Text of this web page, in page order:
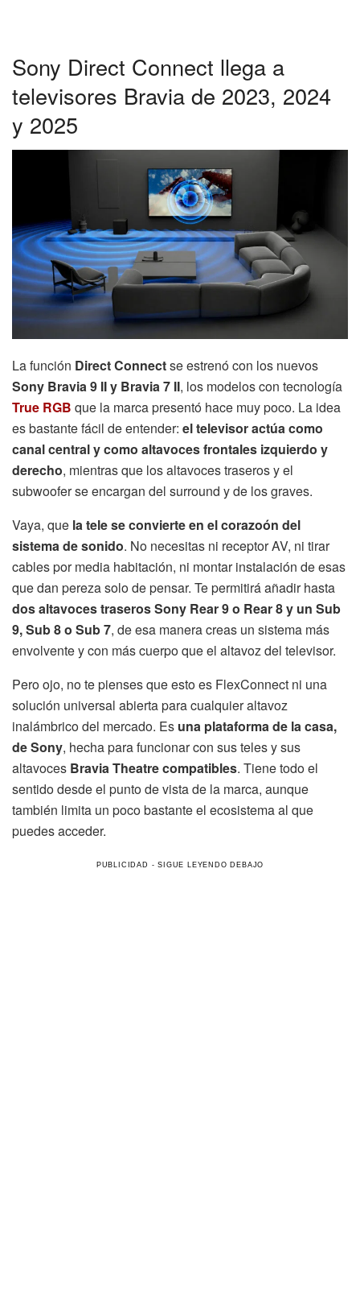
Sony Direct Connect llega a
televisores Bravia de 2023, 2024
y 2025
La función Direct Connectse estrenó con los nuevos
Sony Bravia 9 II y Bravia 7 II, los modelos con tecnología
True RGB que la marca presentó hace muy poco. La idea
es bastante fácil de entender: el televisor actúa como
canal central y como altavoces frontales izquierdo y
derecho, mientras que los altavoces traseros y el
subwoofer se encargan del surround y de los graves.
Vaya, que la tele se convierte en el corazoón del
sistema de sonido. No necesitas ni receptor AV, ni tirar
cables por media habitación, ni montar instalación de esas
que dan pereza solo de pensar. Te permitirá añadir hasta
dos altavoces traseros Sony Rear 9 o Rear 8 y un Sub
9, Sub 8 o Sub 7, de esa manera creas un sistema más
envolvente y con más cuerpo que el altavoz del televisor.
Pero ojo, no te pienses que esto es FlexConnect ni una
solución universal abierta para cualquier altavoz
inalámbrico del mercado. Es una plataforma de la casa,
de Sony, hecha para funcionar con sus teles y sus
altavoces Bravia Theatre compatibles. Tiene todo el
sentido desde el punto de vista de la marca, aunque
también limita un poco bastante el ecosistema al que
puedes acceder.